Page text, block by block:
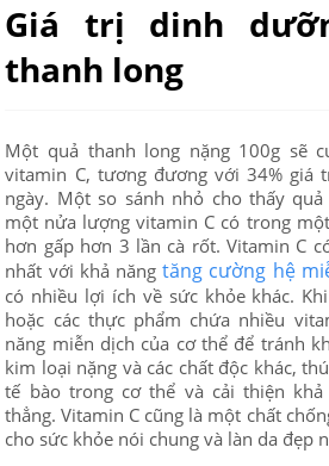
Giá trị dinh
thanh long
Một quả thanh long nặng 100g sẽ
vitamin C, tương đương với 34% giá
ngày. Một so sánh nhỏ cho thấy
một nửa lượng vitamin C có trong
hơn gấp hơn 3 lần cà rốt. Vitamin C
nhất với khả năngtăng cường hệ
có nhiều lợi ích về sức khỏe khác.
hoặc các thực phẩm chứa nhiều
năng miễn dịch của cơ thể để tránh
kim loại nặng và các chất độc khác,
tế bào trong cơ thể và cải thiện
thẳng. Vitamin C cũng là một chất
cho sức khỏe nói chung và làn da đẹp